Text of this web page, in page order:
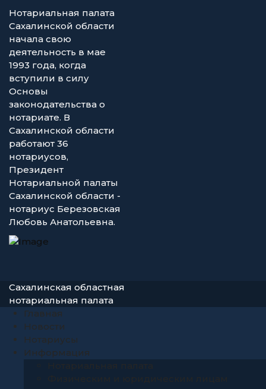
Нотариальная палата
Сахалинской области
начала свою
деятельность в мае
1993 года, когда
вступили в силу
Основы
законодательства о
нотариате. В
Сахалинской области
работают 36
нотариусов,
Президент
Нотариальной палаты
Сахалинской области -
нотариус Березовская
Любовь Анатольевна.
Сахалинская областная
нотариальная палата
Главная
Новости
Нотариусы
Информация